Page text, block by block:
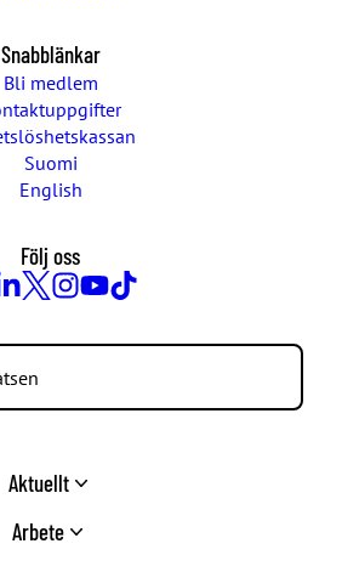
Snabblänkar
Bli medlem
Suomi
English
Följ oss
Aktuellt
Arbete